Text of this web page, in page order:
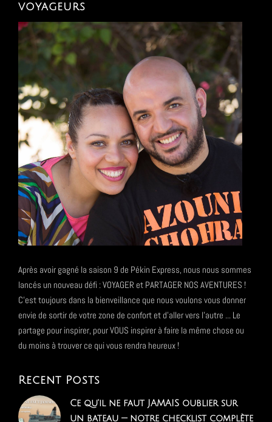
voyageurs
Après avoir gagné la saison 9 de Pékin Express, nous nous sommes
lancés un nouveau défi : VOYAGER et PARTAGER NOS AVENTURES !
C'est toujours dans la bienveillance que nous voulons vous donner
envie de sortir de votre zone de confort et d'aller vers l'autre ... Le
partage pour inspirer, pour VOUS inspirer à faire la même chose ou
du moins à trouver ce qui vous rendra heureux !
Recent Posts
Ce qu'il ne faut JAMAIS oublier sur
un bateau — notre checklist complète